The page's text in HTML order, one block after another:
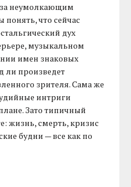
за неумолкающим
что сейчас
дух
музыкальном
имен знаковых
ли произведет
зрителя. Сама же
интриги
Зато типичный
жизнь, смерть, кризис
будни — все как по